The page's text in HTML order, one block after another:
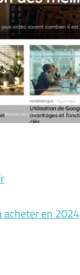
acheter en 2024